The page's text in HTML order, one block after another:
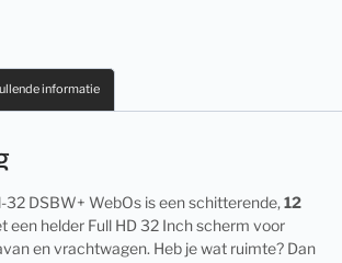
informatie
32 DSBW+ WebOs is een schitterende, 12
een helder Full HD 32 Inch scherm voor
en vrachtwagen. Heb je wat ruimte? Dan